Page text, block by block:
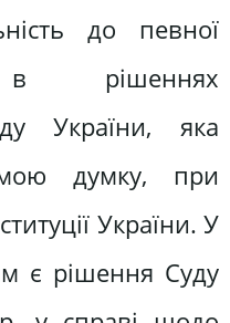
до певної
в рішеннях
України, яка
думку, при
України. У
є рішення Суду